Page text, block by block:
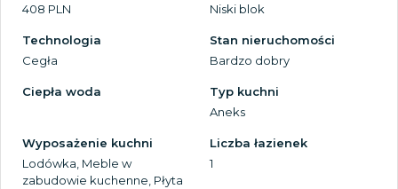
408 PLN Niski blok
Technologia
Cegła
Stan nieruchomości
Bardzo dobry
Ciepła woda
Typ kuchni
Aneks
Wyposażenie kuchni
Lodówka, Meble w
zabudowie kuchenne, Płyta
Liczba łazienek
1